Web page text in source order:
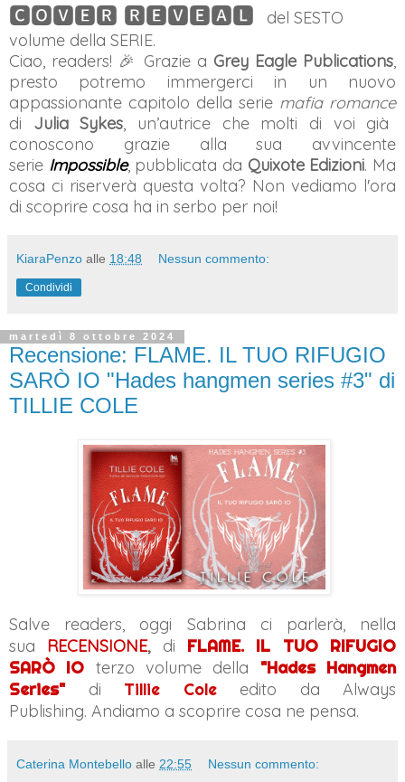
🅲🅾🆅🅴🆁 🆁🅴🆅🅴🅰🅻
del SESTO
volume della SERIE.
Ciao, readers! 🎉 Grazie a Grey Eagle Publications
presto potremo immergerci in un nuovo
appassionante capitolo della serie mafia romance
di Julia Sykes , un’autrice che molti di voi già
conoscono grazie alla sua avvincente
serie Impossible, pubblicata da Quixote Edizioni. Ma
cosa ci riserverà questa volta? Non vediamo l'ora
di scoprire cosa ha in serbo per noi!
KiaraPenzo alle 18:48 Nessun commento:
Condividi
martedì 8 ottobre 2024
Recensione: FLAME. IL TUO RIFUGIO
SARÒ IO "Hades hangmen series #3" di
TILLIE COLE
Salve readers, oggi Sabrina ci parlerà, nella
sua RECENSIONE, di
FLAME. IL TUO RIFUGIO
SARÒ IO terzo volume della "Hades Hangmen
Series"di Tillie Coleedito da Always
Publishing. Andiamo a scoprire cosa ne pensa.
Caterina Montebello alle 22:55 Nessun commento: